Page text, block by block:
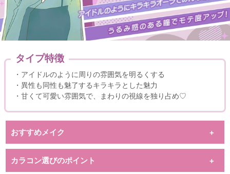
タイプ特徴
・アイドルのように周りの雰囲気を明るくする
・異性も同性も魅了するキラキラとした魅力
・甘くて可愛い雰囲気で、まわりの視線を独り占め♡
おすすめメイク
カラコン選びのポイント